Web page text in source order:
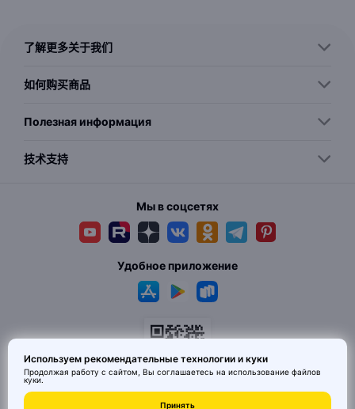
了解更多关于我们
如何购买商品
Полезная информация
技术支持
Мы в соцсетях
Удобное приложение
Используем рекомендательные технологии и куки
Продолжая работу с сайтом, Вы соглашаетесь на использование файлов
куки.
Принять